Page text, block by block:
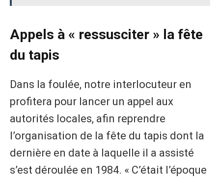
Appels à « ressusciter » la fête
du tapis
Dans la foulée, notre interlocuteur en
profitera pour lancer un appel aux
autorités locales, afin reprendre
l’organisation de la fête du tapis dont la
dernière en date à laquelle il a assisté
s’est déroulée en 1984. « C’était l’époque